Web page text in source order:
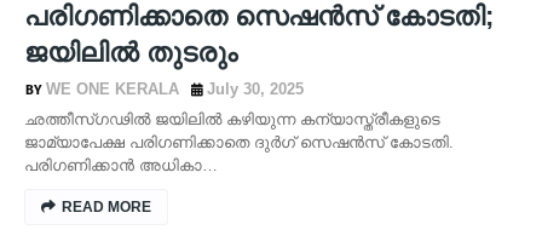
പരിഗണിക്കാതെ സെഷന്‍സ് കോടതി;
ജയിലില്‍ തുടരും
WE ONE KERALA
July 30, 2025
ഛത്തീസ്ഗഢില്‍ ജയിലില്‍ കഴിയുന്ന കന്യാസ്ത്രീകളുടെ
ജാമ്യാപേക്ഷ പരിഗണിക്കാതെ ദുര്‍ഗ് സെഷന്‍സ് കോടതി.
പരിഗണിക്കാന്‍ അധികാ…
READ MORE